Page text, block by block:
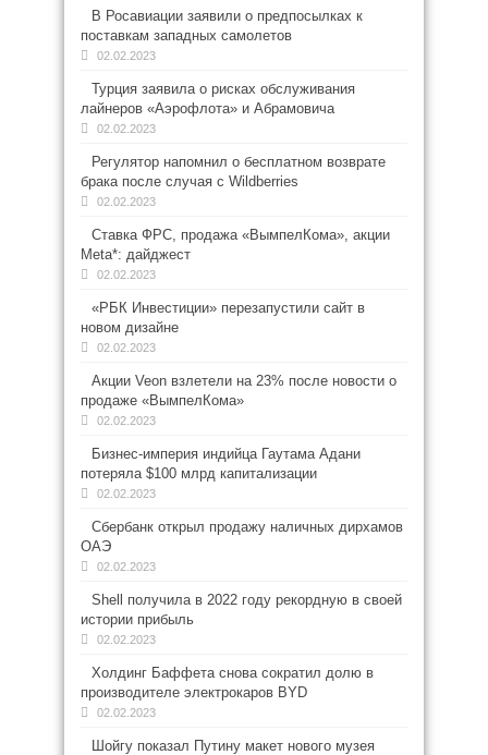
В Росавиации заявили о предпосылках к
поставкам западных самолетов
02.02.2023
Турция заявила о рисках обслуживания
лайнеров «Аэрофлота» и Абрамовича
02.02.2023
Регулятор напомнил о бесплатном возврате
брака после случая с Wildberries
02.02.2023
Ставка ФРС, продажа «ВымпелКома», акции
Meta*: дайджест
02.02.2023
«РБК Инвестиции» перезапустили сайт в
новом дизайне
02.02.2023
Акции Veon взлетели на 23% после новости о
продаже «ВымпелКома»
02.02.2023
Бизнес-империя индийца Гаутама Адани
потеряла $100 млрд капитализации
02.02.2023
Сбербанк открыл продажу наличных дирхамов
ОАЭ
02.02.2023
Shell получила в 2022 году рекордную в своей
истории прибыль
02.02.2023
Холдинг Баффета снова сократил долю в
производителе электрокаров BYD
02.02.2023
Шойгу показал Путину макет нового музея